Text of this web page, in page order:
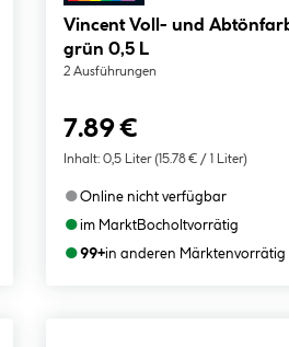
Vincent Voll- und
grün 0,5 L
2 Ausführungen
7.89 €
Inhalt: 0,5 Liter (15.78 € / 1 Liter)
●Online nicht verfügbar
●im MarktBocholtvorrätig
●99+in anderen Märktenvorrätig